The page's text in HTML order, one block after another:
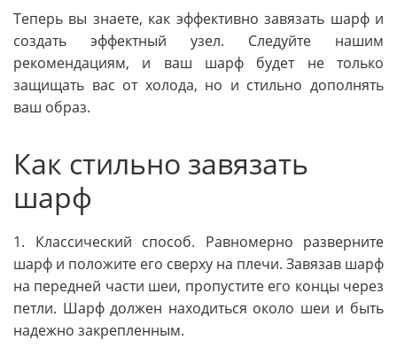
Теперь вы знаете, как эффективно завязать шарф и
создать эффектный узел. Следуйте нашим
рекомендациям, и ваш шарф будет не только
защищать вас от холода, но и стильно дополнять
ваш образ.
Как стильно завязать
шарф
1. Классический способ. Равномерно разверните
шарф и положите его сверху на плечи. Завязав шарф
на передней части шеи, пропустите его концы через
петли. Шарф должен находиться около шеи и быть
надежно закрепленным.